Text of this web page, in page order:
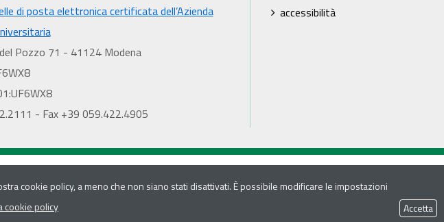
di posta elettronica certificata dell’Azienda
Pozzo 71 - 41124 Modena
- Fax +39 059.422.4905
accessibilità
cookie policy, a meno che non siano stati disattivati. È possibile modificare le impostazioni
cookie policy Accetta